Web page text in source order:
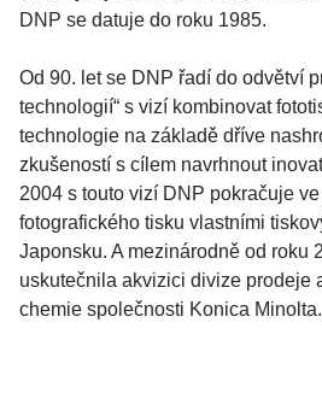
DNP se datuje do roku 1985.
Od 90. let se DNP řadí do odvětví
technologií“ s vizí kombinovat
technologie na základě dříve
zkušeností s cílem navrhnout
2004 s touto vizí DNP pokračuje
fotografického tisku vlastními
Japonsku. A mezinárodně od roku
uskutečnila akvizici divize prodeje
chemie společnosti Konica Minolta.